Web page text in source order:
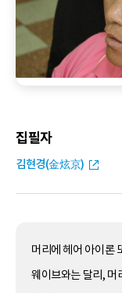
집필자
김현경(金炫京)
머리에 헤어 아이론
웨이브와는 달리, 머